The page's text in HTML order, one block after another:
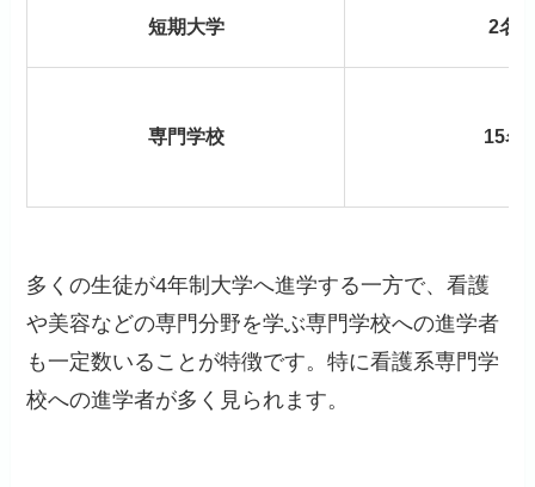
短期大学 2名
専門学校 15名
多くの生徒が4年制大学へ進学する一方で、看護
や美容などの専門分野を学ぶ専門学校への進学者
も一定数いることが特徴です。特に看護系専門学
校への進学者が多く見られます。